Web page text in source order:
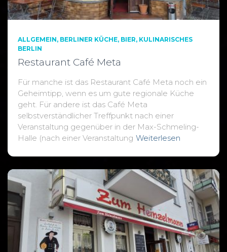
ALLGEMEIN BERLINER KÜCHE BIER KULINARISCHES
BERLIN
Restaurant Café Meta
Für manche ist das Restaurant Café Meta noch ein
Geheimtipp, wenn es um gute regionale Küche
geht. Für andere ist das Café Meta
selbstverständlicher Treffpunkt nach einer
Veranstaltung gegenüber in der Max-Schmeling-
Halle (nach einer Veranstaltung Weiterlesen